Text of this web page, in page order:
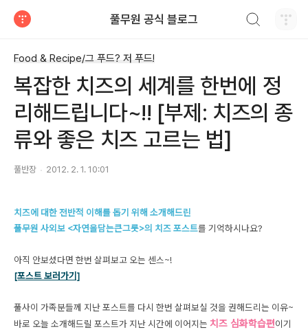
풀무원 공식 블로그
Food & Recipe/그 푸드? 저 푸드!
복잡한 치즈의 세계를 한번에 정
리해드립니다~!! [부제: 치즈의 종
류와 좋은 치즈 고르는 법]
풀반장 2012. 2. 1. 10:01
치즈에 대한 전반적 이해를 돕기 위해 소개해드린
풀무원 사외보 <자연을담는큰그릇>의 치즈 포스트를 기억하시나요?
아직 안보셨다면 한번 살펴보고 오는 센스~!
[포스트 보러가기]
풀사이 가족분들께 지난 포스트를 다시 한번 살펴보실 것을 권해드리는 이유~
바로 오늘 소개해드릴 포스트가 지난 시간에 이어지는 치즈 심화학습편이기